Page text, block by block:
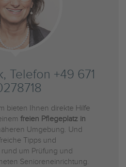
Telefon +49 671
bieten Ihnen direkte Hilfe
freien Pflegeplatz in
Umgebung. Und
Tipps und
um Prüfung und
Senioreneinrichtung.